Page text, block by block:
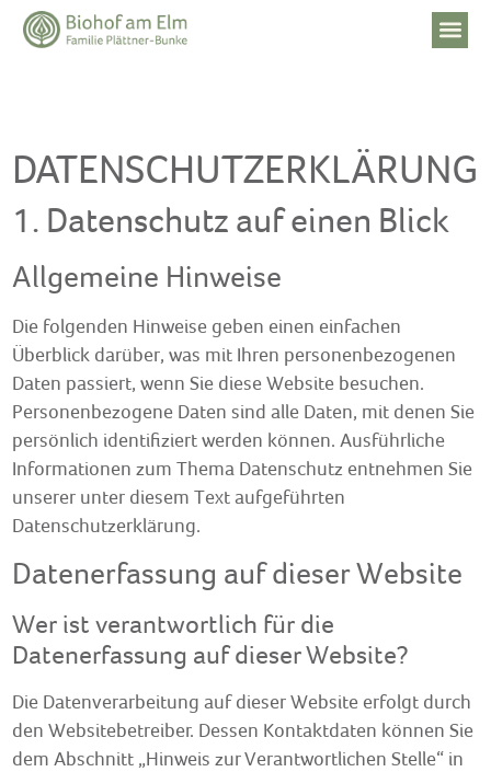
DATENSCHUTZERKLÄRUNG
1. Datenschutz auf einen Blick
Allgemeine Hinweise
Die folgenden Hinweise geben einen einfachen
Überblick darüber, was mit Ihren personenbezogenen
Daten passiert, wenn Sie diese Website besuchen.
Personenbezogene Daten sind alle Daten, mit denen Sie
persönlich identifiziert werden können. Ausführliche
Informationen zum Thema Datenschutz entnehmen Sie
unserer unter diesem Text aufgeführten
Datenschutzerklärung.
Datenerfassung auf dieser Website
Wer ist verantwortlich für die
Datenerfassung auf dieser Website?
Die Datenverarbeitung auf dieser Website erfolgt durch
den Websitebetreiber. Dessen Kontaktdaten können Sie
dem Abschnitt „Hinweis zur Verantwortlichen Stelle“ in